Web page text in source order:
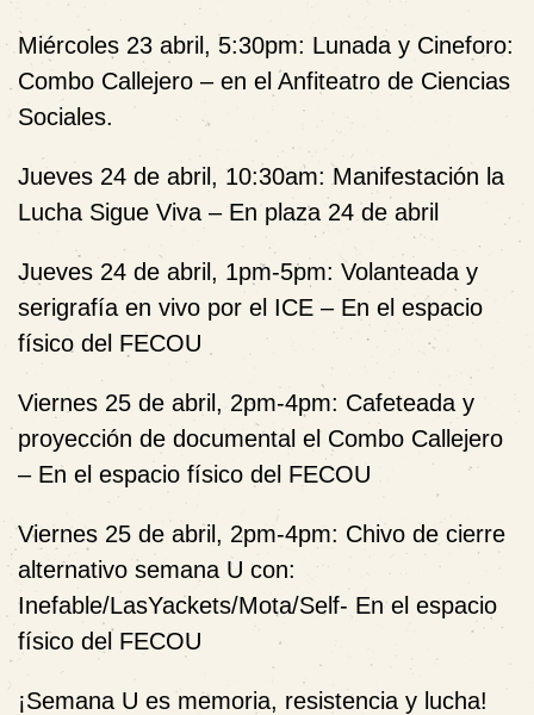
Miércoles 23 abril, 5:30pm: Lunada y Cineforo:
Combo Callejero – en el Anfiteatro de Ciencias
Sociales.
Jueves 24 de abril, 10:30am: Manifestación la
Lucha Sigue Viva – En plaza 24 de abril
Jueves 24 de abril, 1pm-5pm: Volanteada y
serigrafía en vivo por el ICE – En el espacio
físico del FECOU
Viernes 25 de abril, 2pm-4pm: Cafeteada y
proyección de documental el Combo Callejero
– En el espacio físico del FECOU
Viernes 25 de abril, 2pm-4pm: Chivo de cierre
alternativo semana U con:
Inefable/LasYackets/Mota/Self- En el espacio
físico del FECOU
¡Semana U es memoria, resistencia y lucha!